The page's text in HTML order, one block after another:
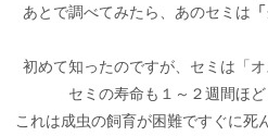
あとで調べてみたら、あのセミは
初めて知ったのですが、セミは「
セミの寿命も１～２週間ほど
これは成虫の飼育が困難ですぐに死